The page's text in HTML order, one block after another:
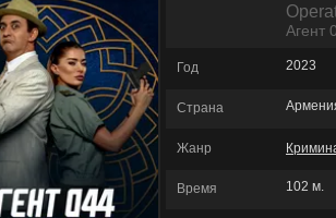
Агент
Год 2023
Страна
Жанр
Время 102 м.